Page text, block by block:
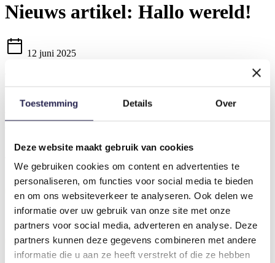
Toestemming Details Over
Deze website maakt gebruik van cookies
We gebruiken cookies om content en advertenties te
personaliseren, om functies voor social media te bieden
en om ons websiteverkeer te analyseren. Ook delen we
informatie over uw gebruik van onze site met onze
partners voor social media, adverteren en analyse. Deze
partners kunnen deze gegevens combineren met andere
informatie die u aan ze heeft verstrekt of die ze hebben
Nieuws artikel: Hallo wereld!
12 juni 2025
Algemene informatie